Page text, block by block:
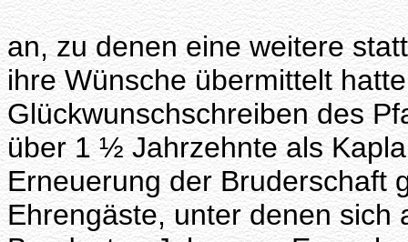
an, zu denen eine weitere
ihre Wünsche übermittelt
Glückwunschschreiben des
über 1 ½ Jahrzehnte als
Erneuerung der Bruderschaft
Ehrengäste, unter denen sich